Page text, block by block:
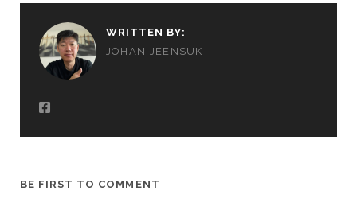
WRITTEN BY:
JOHAN JEENSUK
BE FIRST TO COMMENT